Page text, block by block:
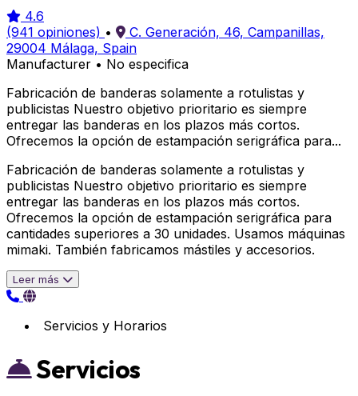
4.6
(941 opiniones) •
C. Generación, 46, Campanillas,
29004 Málaga, Spain
Manufacturer • No especifica
Fabricación de banderas solamente a rotulistas y
publicistas Nuestro objetivo prioritario es siempre
entregar las banderas en los plazos más cortos.
Ofrecemos la opción de estampación serigráfica para...
Fabricación de banderas solamente a rotulistas y
publicistas Nuestro objetivo prioritario es siempre
entregar las banderas en los plazos más cortos.
Ofrecemos la opción de estampación serigráfica para
cantidades superiores a 30 unidades. Usamos máquinas
mimaki. También fabricamos mástiles y accesorios.
Leer más
Servicios y Horarios
Servicios